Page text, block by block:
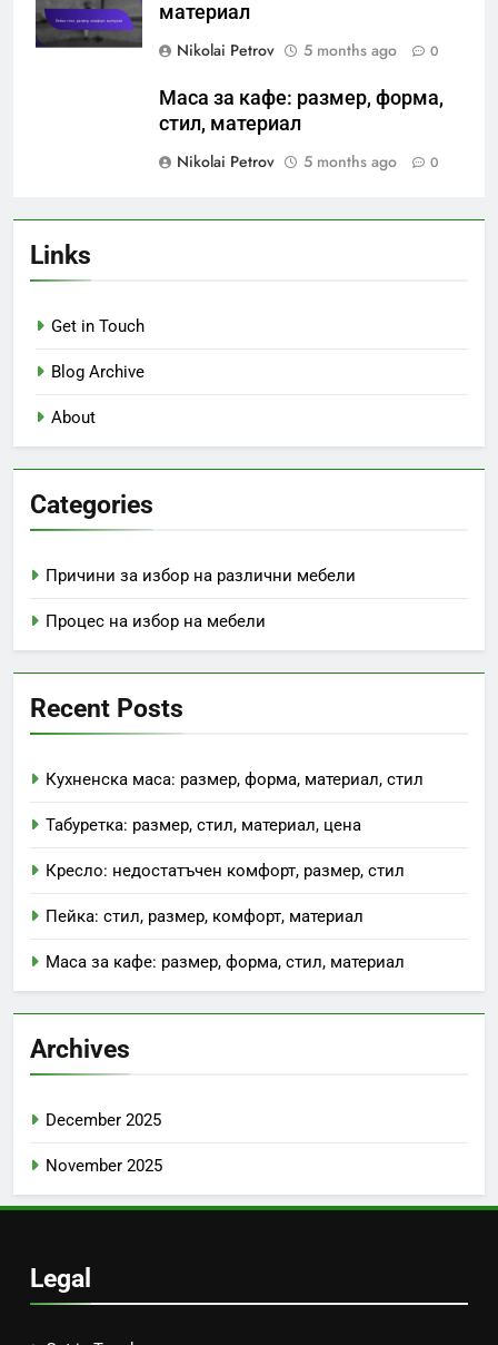
материал
Nikolai Petrov
5 months ago 0
Маса за кафе: размер, форма,
стил, материал
Nikolai Petrov
5 months ago 0
Links
Get in Touch
Blog Archive
About
Categories
Причини за избор на различни мебели
Процес на избор на мебели
Recent Posts
Кухненска маса: размер, форма, материал, стил
Табуретка: размер, стил, материал, цена
Кресло: недостатъчен комфорт, размер, стил
Пейка: стил, размер, комфорт, материал
Маса за кафе: размер, форма, стил, материал
Archives
December 2025
November 2025
Legal